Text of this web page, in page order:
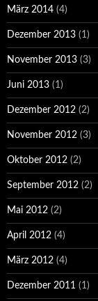
März 2014 (4)
Dezember 2013 (1)
November 2013 (3)
Juni 2013 (1)
Dezember 2012 (2)
November 2012 (3)
Oktober 2012 (2)
September 2012 (2)
Mai 2012 (2)
April 2012 (4)
März 2012 (4)
Dezember 2011 (1)